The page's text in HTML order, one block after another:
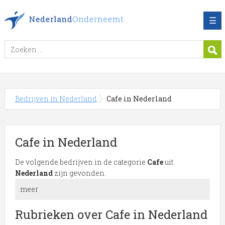
☰
Bedrijven in Nederland Cafe in Nederland
Cafe in Nederland
De volgende bedrijven in de categorie Cafeuit
Nederlandzijn gevonden.
meer
Meer over Cafe in Nederland
Rubrieken over Cafe in Nederland